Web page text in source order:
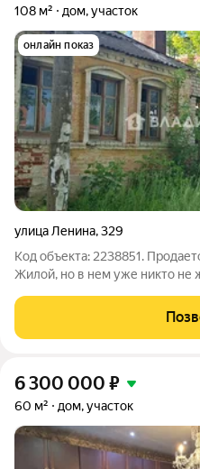
108 м² дом, участок
онлайн показ
улица Ленина,329
Код объекта: 2238851.
Жилой, но в нем уже никто не
восстановлением в более
центральные, газ есть, но
6 300 000 ₽
60 м² дом, участок